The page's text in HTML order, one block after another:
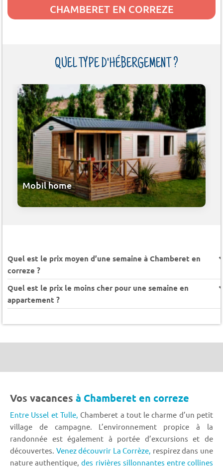
CHAMBERET EN CORREZE
QUEL TYPE D'HÉBERGEMENT ?
Mobil home
Quel est le prix moyen d’une semaine à Chamberet en
correze ?
Quel est le prix le moins cher pour une semaine en
appartement ?
Vos vacances à Chamberet en correze
Entre Ussel et Tulle, Chamberet a tout le charme d’un petit
village de campagne. L’environnement propice à la
randonnée est également à portée d’excursions et de
découvertes. Venez découvrir La Corrèze, respirez dans une
nature authentique,des rivières sillonnantes entre collines